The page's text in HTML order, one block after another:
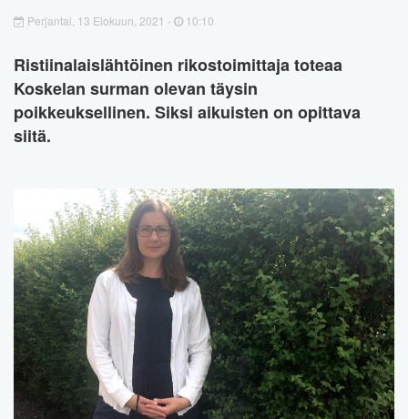
Perjantai, 13 Elokuun, 2021 - 10:10
Ristiinalaislähtöinen rikostoimittaja toteaa
Koskelan surman olevan täysin
poikkeuksellinen. Siksi aikuisten on opittava
siitä.